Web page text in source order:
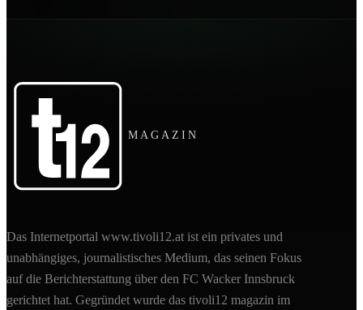
MAGAZIN
Das Internetportal www.tivoli12.at ist ein privates und
unabhängiges, journalistisches Medium, das seinen Fokus
auf die Berichterstattung über den FC Wacker Innsbruck
gerichtet hat. Gegründet wurde das tivoli12 magazin im